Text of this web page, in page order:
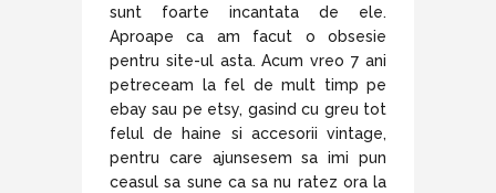
sunt foarte incantata de ele.
Aproape ca am facut o obsesie
pentru site-ul asta. Acum vreo 7 ani
petreceam la fel de mult timp pe
ebay sau pe etsy, gasind cu greu tot
felul de haine si accesorii vintage,
pentru care ajunsesem sa imi pun
ceasul sa sune ca sa nu ratez ora la